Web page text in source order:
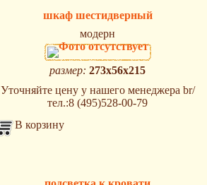
шкаф шестидверный
модерн
размер: 273x56x215
Уточняйте цену у нашего менеджера br/
тел.:8 (495)528-00-79
В корзину